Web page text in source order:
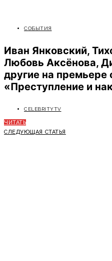
СОБЫТИЯ
Иван Янковский,
Любовь Аксёнова,
другие на премьере
«Преступление и
CELEBRITYTV
ЧИТАТЬ
СЛЕДУЮЩАЯ СТАТЬЯ